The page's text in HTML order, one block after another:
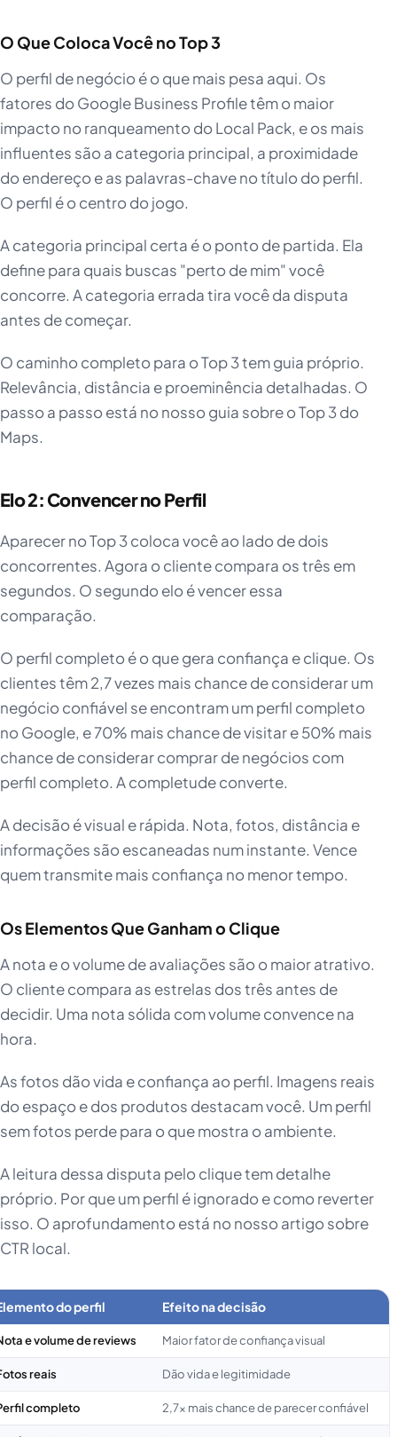
O Que Coloca Você no Top 3
O perfil de negócio é o que mais pesa aqui. Os
fatores do Google Business Profile têm o maior
impacto no ranqueamento do Local Pack, e os mais
influentes são a categoria principal, a proximidade
do endereço e as palavras-chave no título do perfil.
O perfil é o centro do jogo.
A categoria principal certa é o ponto de partida. Ela
define para quais buscas "perto de mim" você
concorre. A categoria errada tira você da disputa
antes de começar.
O caminho completo para o Top 3 tem guia próprio.
Relevância, distância e proeminência detalhadas. O
passo a passo está no nosso guia sobre o Top 3 do
Maps.
Elo 2: Convencer no Perfil
Aparecer no Top 3 coloca você ao lado de dois
concorrentes. Agora o cliente compara os três em
segundos. O segundo elo é vencer essa
comparação.
O perfil completo é o que gera confiança e clique. Os
clientes têm 2,7 vezes mais chance de considerar um
negócio confiável se encontram um perfil completo
no Google, e 70% mais chance de visitar e 50% mais
chance de considerar comprar de negócios com
perfil completo. A completude converte.
A decisão é visual e rápida. Nota, fotos, distância e
informações são escaneadas num instante. Vence
quem transmite mais confiança no menor tempo.
Os Elementos Que Ganham o Clique
A nota e o volume de avaliações são o maior atrativo.
O cliente compara as estrelas dos três antes de
decidir. Uma nota sólida com volume convence na
hora.
As fotos dão vida e confiança ao perfil. Imagens reais
do espaço e dos produtos destacam você. Um perfil
sem fotos perde para o que mostra o ambiente.
A leitura dessa disputa pelo clique tem detalhe
próprio. Por que um perfil é ignorado e como reverter
isso. O aprofundamento está no nosso artigo sobre
CTR local.
do perfil Efeito na decisão
e volume de reviews Maior fator de confiança visual
reais Dão vida e legitimidade
completo 2,7x mais chance de parecer confiável